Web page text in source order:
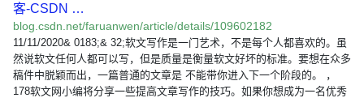
客-CSDN …
blog.csdn.net/faruanwen/article/details/109602182
11/11/2020& 0183;& 32;软文写作是一门艺术，不是每个人都喜欢的。虽
然说软文任何人都可以写，但是质量是衡量软文好坏的标准。要想在众多
稿件中脱颖而出，一篇普通的文章是 不能带你进入下一个阶段的。 ，
178软文网小编将分享一些提高文章写作的技巧。如果你想成为一名优秀